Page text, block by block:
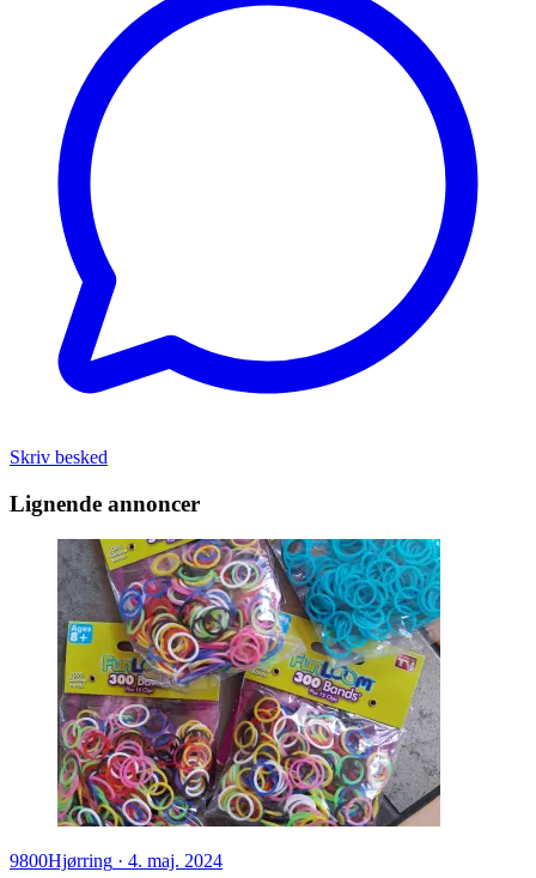
Skriv besked
Lignende annoncer
9800Hjørring · 4. maj. 2024